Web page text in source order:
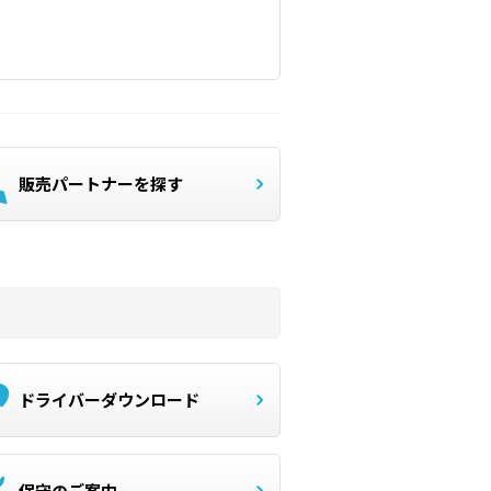
販売パートナーを探す
ドライバーダウンロード